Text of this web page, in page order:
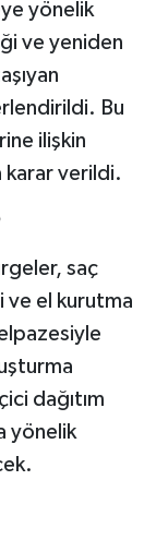
yönelik
ve yeniden
Bu
ilişkin
karar verildi.
saç
ve el kurutma
dağıtım
yönelik